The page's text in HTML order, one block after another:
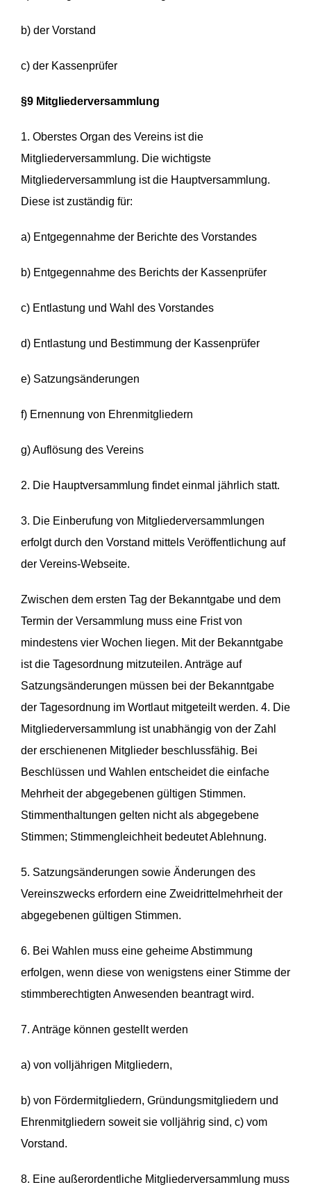
b) der Vorstand
c) der Kassenprüfer
§9 Mitgliederversammlung
1. Oberstes Organ des Vereins ist die
Mitgliederversammlung. Die wichtigste
Mitgliederversammlung ist die Hauptversammlung.
Diese ist zuständig für:
a) Entgegennahme der Berichte des Vorstandes
b) Entgegennahme des Berichts der Kassenprüfer
c) Entlastung und Wahl des Vorstandes
d) Entlastung und Bestimmung der Kassenprüfer
e) Satzungsänderungen
f) Ernennung von Ehrenmitgliedern
g) Auflösung des Vereins
2. Die Hauptversammlung findet einmal jährlich statt.
3. Die Einberufung von Mitgliederversammlungen
erfolgt durch den Vorstand mittels Veröffentlichung auf
der Vereins-Webseite.
Zwischen dem ersten Tag der Bekanntgabe und dem
Termin der Versammlung muss eine Frist von
mindestens vier Wochen liegen. Mit der Bekanntgabe
ist die Tagesordnung mitzuteilen. Anträge auf
Satzungsänderungen müssen bei der Bekanntgabe
der Tagesordnung im Wortlaut mitgeteilt werden. 4. Die
Mitgliederversammlung ist unabhängig von der Zahl
der erschienenen Mitglieder beschlussfähig. Bei
Beschlüssen und Wahlen entscheidet die einfache
Mehrheit der abgegebenen gültigen Stimmen.
Stimmenthaltungen gelten nicht als abgegebene
Stimmen; Stimmengleichheit bedeutet Ablehnung.
5. Satzungsänderungen sowie Änderungen des
Vereinszwecks erfordern eine Zweidrittelmehrheit der
abgegebenen gültigen Stimmen.
6. Bei Wahlen muss eine geheime Abstimmung
erfolgen, wenn diese von wenigstens einer Stimme der
stimmberechtigten Anwesenden beantragt wird.
7. Anträge können gestellt werden
a) von volljährigen Mitgliedern,
b) von Fördermitgliedern, Gründungsmitgliedern und
Ehrenmitgliedern soweit sie volljährig sind, c) vom
Vorstand.
8. Eine außerordentliche Mitgliederversammlung muss